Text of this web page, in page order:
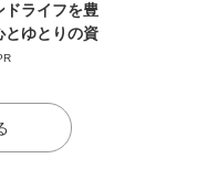
ドライフを豊
とゆとりの資